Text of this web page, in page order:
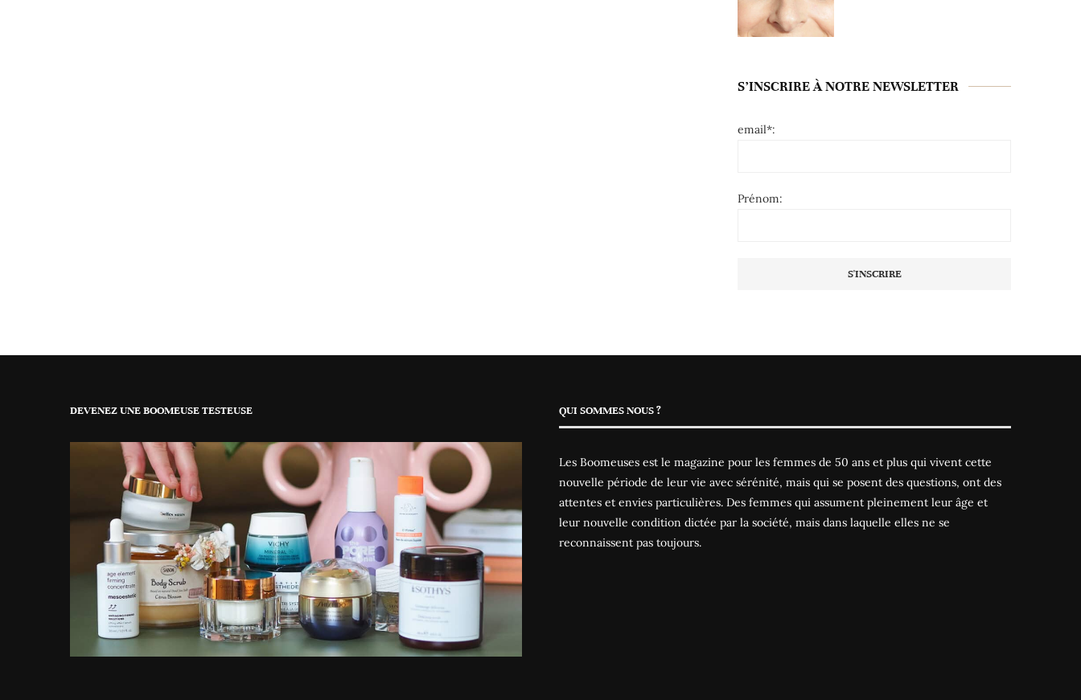
S’INSCRIRE À NOTRE NEWSLETTER
email*:
Prénom:
DEVENEZ UNE BOOMEUSE TESTEUSE QUI SOMMES NOUS ?
Les Boomeuses est le magazine pour les femmes de 50 ans et plus qui vivent cette
nouvelle période de leur vie avec sérénité, mais qui se posent des questions, ont des
attentes et envies particulières. Des femmes qui assument pleinement leur âge et
leur nouvelle condition dictée par la société, mais dans laquelle elles ne se
reconnaissent pas toujours.